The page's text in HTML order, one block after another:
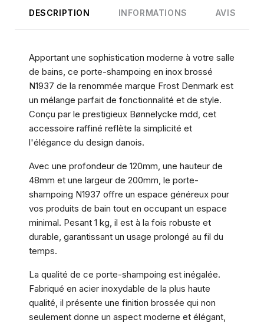
DESCRIPTION INFORMATIONS AVIS
Apportant une sophistication moderne à votre salle
de bains, ce porte-shampoing en inox brossé
N1937 de la renommée marque Frost Denmark est
un mélange parfait de fonctionnalité et de style.
Conçu par le prestigieux Bønnelycke mdd, cet
accessoire raffiné reflète la simplicité et
l'élégance du design danois.
Avec une profondeur de 120mm, une hauteur de
48mm et une largeur de 200mm, le porte-
shampoing N1937 offre un espace généreux pour
vos produits de bain tout en occupant un espace
minimal. Pesant 1 kg, il est à la fois robuste et
durable, garantissant un usage prolongé au fil du
temps.
La qualité de ce porte-shampoing est inégalée.
Fabriqué en acier inoxydable de la plus haute
qualité, il présente une finition brossée qui non
seulement donne un aspect moderne et élégant,